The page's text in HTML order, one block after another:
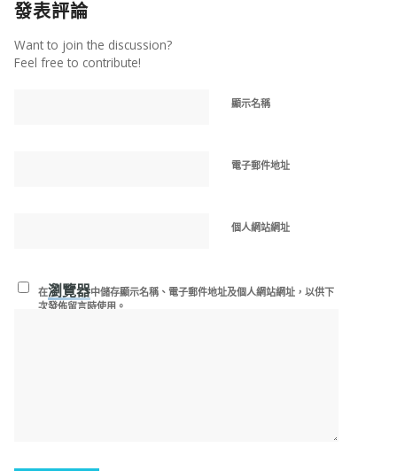
發表評論
Want to join the discussion?
Feel free to contribute!
顯示名稱
電子郵件地址
個人網站網址
在瀏覽器中儲存顯示名稱、電子郵件地址及個人網站網址，以供下
次發佈留言時使用。